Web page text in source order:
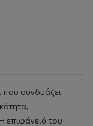
που συνδυάζει
επιφάνειά του